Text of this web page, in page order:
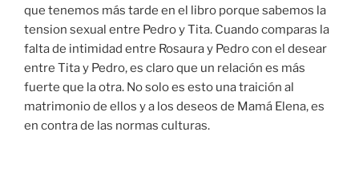
que tenemos más tarde en el libro porque sabemos la
tension sexual entre Pedro y Tita. Cuando comparas la
falta de intimidad entre Rosaura y Pedro con el desear
entre Tita y Pedro, es claro que un relación es más
fuerte que la otra. No solo es esto una traición al
matrimonio de ellos y a los deseos de Mamá Elena, es
en contra de las normas culturas.